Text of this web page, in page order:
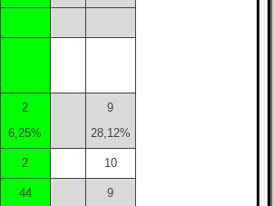
2
6,25%
9
28,12%
2 10
44
9